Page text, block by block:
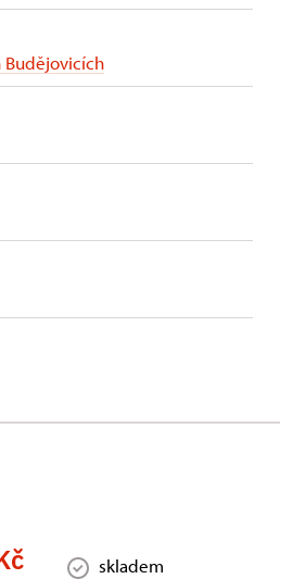
Budějovicích
skladem